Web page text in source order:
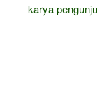
karya